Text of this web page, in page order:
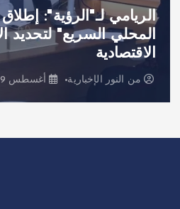
الريامي لـ"الرؤية":
المحلي السريع" لتحديد
الاقتصادية
من النور الإخبارية أغسطس 9, 2026